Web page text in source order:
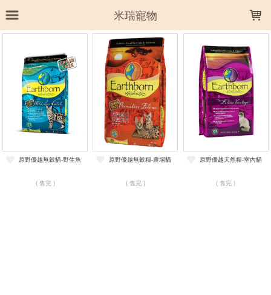
米瑞寵物
上架時間 銷售件數 銷售價格
樣式尺寸篩選
全部樣式 農場貓 野生魚 室內貓
全部尺寸 2.27kg 2kg 6.36kg 6kg
原野優越無穀貓-野生魚
( 售完 )
原野優越無穀糧-農場貓
( 售完 )
原野優越天然糧-室內貓
( 售完 )